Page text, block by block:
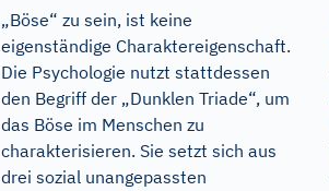
„Böse“ zu sein, ist keine
eigenständige Charaktereigenschaft.
Die Psychologie nutzt stattdessen
den Begriff der „Dunklen Triade“, um
das Böse im Menschen zu
charakterisieren. Sie setzt sich aus
drei sozial unangepassten